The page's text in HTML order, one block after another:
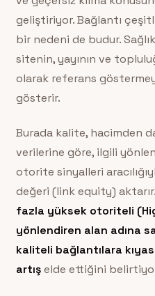
geliştiriyor. Bağlantı
bir nedeni de budur.
sitenin, yayının ve
olarak referans
gösterir.
Burada kalite, hacimden
verilerine göre, ilgili
otorite sinyalleri
değeri (link equity)
fazla yüksek otoriteli
yönlendiren alan adına
kaliteli bağlantılara
artışelde ettiğini